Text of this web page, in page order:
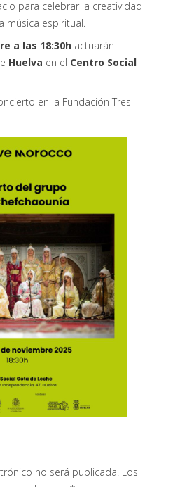
para celebrar la creatividad
música espiritual.
a las 18:30h actuarán
Huelva en el Centro Social
en la Fundación Tres
no será publicada. Los